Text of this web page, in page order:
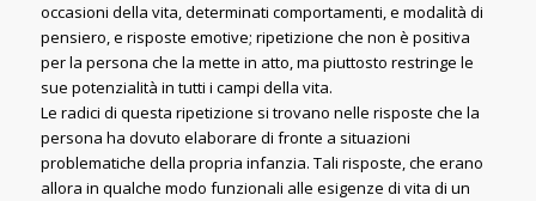
occasioni della vita, determinati comportamenti, e modalità di
pensiero, e risposte emotive; ripetizione che non è positiva
per la persona che la mette in atto, ma piuttosto restringe le
sue potenzialità in tutti i campi della vita.
Le radici di questa ripetizione si trovano nelle risposte che la
persona ha dovuto elaborare di fronte a situazioni
problematiche della propria infanzia. Tali risposte, che erano
allora in qualche modo funzionali alle esigenze di vita di un